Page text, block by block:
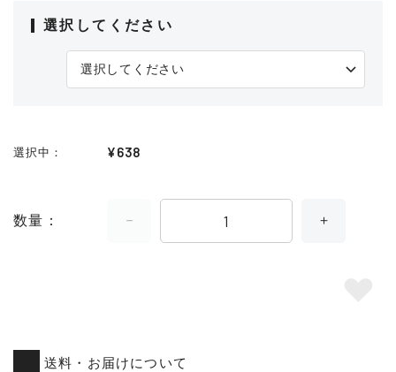
選択してください
選択中 ¥638
数量
送料・お届けについて